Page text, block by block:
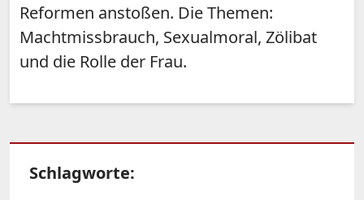
Reformen anstoßen. Die Themen:
Machtmissbrauch, Sexualmoral, Zölibat
und die Rolle der Frau.
Schlagworte: